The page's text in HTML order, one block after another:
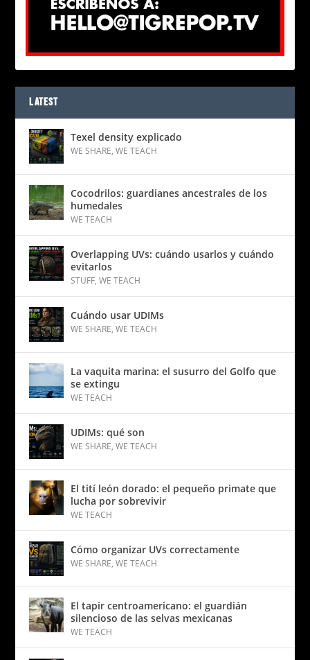
LATEST
Texel density explicado
WE SHARE,WE TEACH
Cocodrilos: guardianes ancestrales de los
humedales
WE TEACH
Overlapping UVs: cuándo usarlos y cuándo
evitarlos
STUFF,WE TEACH
Cuándo usar UDIMs
WE SHARE,WE TEACH
La vaquita marina: el susurro del Golfo que
se extingu
WE TEACH
UDIMs: qué son
WE SHARE,WE TEACH
El tití león dorado: el pequeño primate que
lucha por sobrevivir
WE TEACH
Cómo organizar UVs correctamente
WE SHARE,WE TEACH
El tapir centroamericano: el guardián
silencioso de las selvas mexicanas
WE TEACH